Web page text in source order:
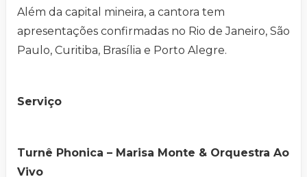
Além da capital mineira, a cantora tem
apresentações confirmadas no Rio de Janeiro, São
Paulo, Curitiba, Brasília e Porto Alegre.
Serviço
Turnê Phonica – Marisa Monte & Orquestra Ao
Vivo